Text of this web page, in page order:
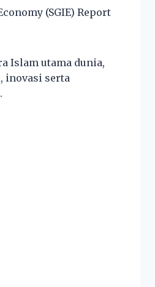
(SGIE) Report
Islam utama dunia,
inovasi serta